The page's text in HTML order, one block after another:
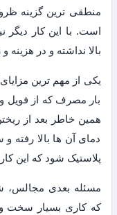
منطقی ترین گزینه
است. با این کار دیگر
بالا نداشته و در
یکی از مهم ترین
بار مصرف که از
همین خاطر بعد از
دمای آن ها بالا رفته
پلاستیک شود که این
مسئله بعدی
که کاری بسیار سخت